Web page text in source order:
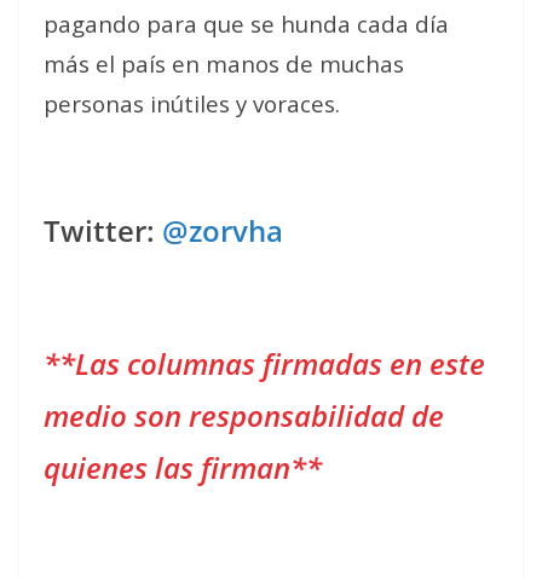
pagando para que se hunda cada día
más el país en manos de muchas
personas inútiles y voraces.
Twitter: @zorvha
**Las columnas firmadas en este
medio son responsabilidad de
quienes las firman**